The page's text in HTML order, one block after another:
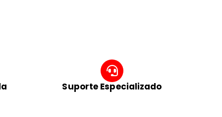
Suporte Especializado